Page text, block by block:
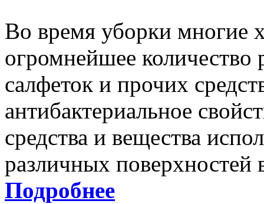
Во время уборки многие
огромнейшее количество
салфеток и прочих
антибактериальное
средства и вещества
различных поверхностей
Подробнее